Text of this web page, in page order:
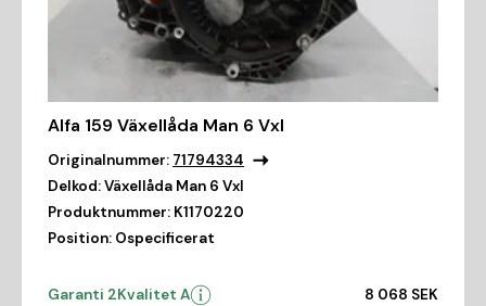
Alfa 159 Växellåda Man 6 Vxl
Originalnummer: 71794334
Delkod:Växellåda Man 6 Vxl
Produktnummer: K1170220
Position: Ospecificerat
Garanti 2Kvalitet A 8 068 SEK